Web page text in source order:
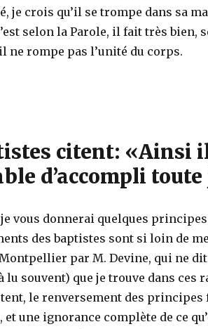
je crois qu’il se trompe dans sa
selon la Parole, il fait très bien,
ne rompe pas l’unité du corps.
citent: «Ainsi
d’accompli
vous donnerai quelques
des baptistes sont si loin de
par M. Devine, qui ne dit
lu souvent) que je trouve dans ces
le renversement des
une ignorance complète de ce